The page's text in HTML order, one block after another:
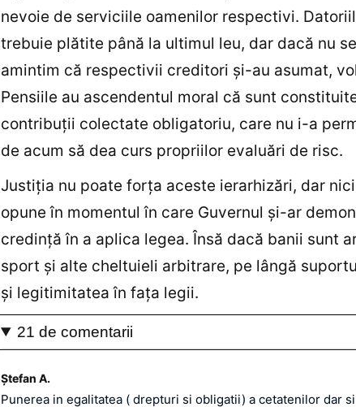
nevoie de serviciile oamenilor respectivi.
trebuie plătite până la ultimul leu, dar dacă nu
amintim că respectivii creditori şi-au asumat,
Pensiile au ascendentul moral că sunt
contribuţii colectate obligatoriu, care nu i-a
de acum să dea curs propriilor evaluări de risc.
Justiţia nu poate forţa aceste ierarhizări, dar
opune în momentul în care Guvernul şi-ar
credinţă în a aplica legea. Însă dacă banii sunt
sport şi alte cheltuieli arbitrare, pe lângă
şi legitimitatea în faţa legii.
21 de comentarii
Ștefan A.
Punerea in egalitatea ( drepturi si obligatii) a cetatenilor dar